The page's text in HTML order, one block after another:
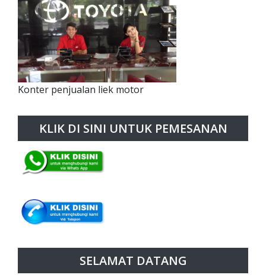
Konter penjualan liek motor
KLIK DI SINI UNTUK PEMESANAN
SELAMAT DATANG